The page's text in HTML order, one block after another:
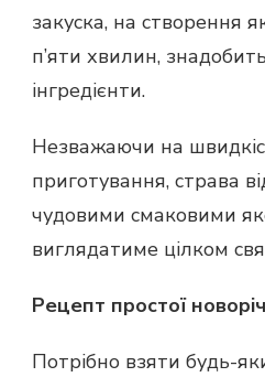
закуска, на створення
п’яти хвилин,
інгредієнти.
Незважаючи на
приготування, страва
чудовими смаковими
виглядатиме цілком
Рецепт простої
Потрібно взяти будь-